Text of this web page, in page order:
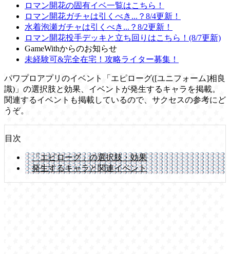
ロマン開花の固有イベ一覧はこちら！
ロマン開花ガチャは引くべき...？8/4更新！
水着泡瀬ガチャは引くべき...？8/2更新！
ロマン開花投手デッキと立ち回りはこちら！(8/7更新)
GameWithからのお知らせ
未経験可&完全在宅！攻略ライター募集！
パワプロアプリのイベント「エピローグ([ユニフォーム]相良
識)」の選択肢と効果、イベントが発生するキャラを掲載。
関連するイベントも掲載しているので、サクセスの参考にど
うぞ。
目次
「エピローグ」の選択肢・効果
発生するキャラと関連イベント